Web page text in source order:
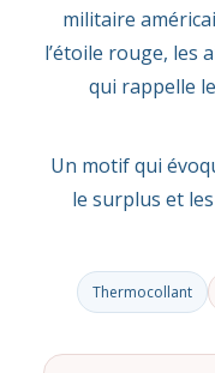
militaire
l’étoile rouge, les
qui rappelle
Un motif qui
le surplus et
Thermocollant